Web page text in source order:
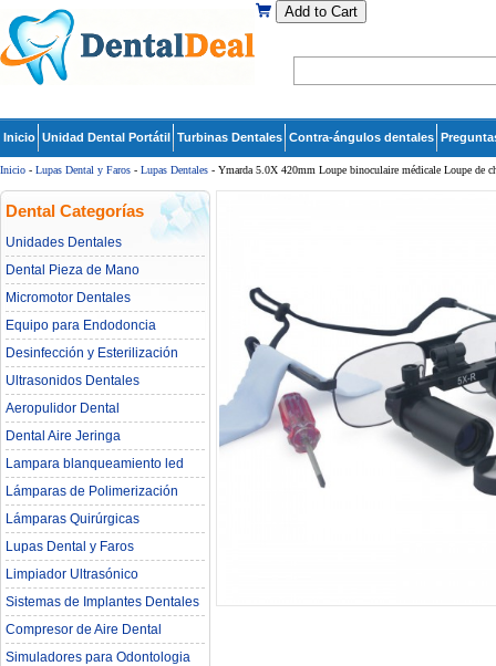
Add to Cart
Inicio Unidad Dental Portátil Turbinas Dentales Contra-ángulos dentales
Inicio - Lupas Dental y Faros - Lupas Dentales - Ymarda 5.0X 420mm Loupe binoculaire médicale Loupe de
Dental Categorías
Unidades Dentales
Dental Pieza de Mano
Micromotor Dentales
Equipo para Endodoncia
Desinfección y Esterilización
Ultrasonidos Dentales
Aeropulidor Dental
Dental Aire Jeringa
Lampara blanqueamiento led
dental
Lámparas de Polimerización
Lámparas Quirúrgicas
Lupas Dental y Faros
Limpiador Ultrasónico
Sistemas de Implantes Dentales
Compresor de Aire Dental
Simuladores para Odontologia